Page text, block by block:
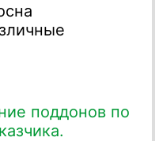
поддонов по